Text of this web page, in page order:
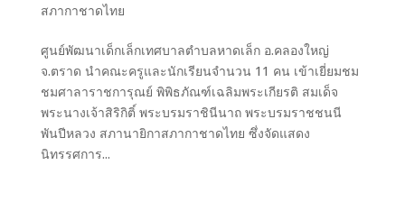
สภากาชาดไทย
ศูนย์พัฒนาเด็กเล็กเทศบาลตำบลหาดเล็ก อ.คลองใหญ่
จ.ตราด นำคณะครูและนักเรียนจำนวน 11 คน เข้าเยี่ยมชม
ชมศาลาราชการุณย์ พิพิธภัณฑ์เฉลิมพระเกียรติ สมเด็จ
พระนางเจ้าสิริกิติ์ พระบรมราชินีนาถ พระบรมราชชนนี
พันปีหลวง สภานายิกาสภากาชาดไทย ซึ่งจัดแสดง
นิทรรศการ...